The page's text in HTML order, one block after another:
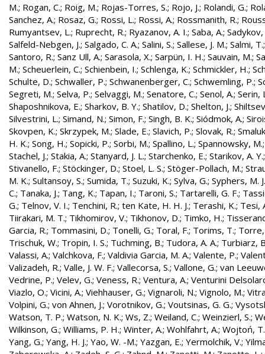
M.; Rogan, C.; Roig, M.; Rojas-Torres, S.; Rojo, J.; Rolandi, G.;
Sanchez, A.; Rosaz, G.; Rossi, L.; Rossi, A.; Rossmanith, R.;
Rumyantsev, L.; Ruprecht, R.; Ryazanov, A. I.; Saba, A.; Sadykov,
Salfeld-Nebgen, J.; Salgado, C. A.; Salini, S.; Sallese, J. M.; Salmi, T.
Santoro, R.; Sanz Ull, A.; Sarasola, X.; Sarpün, I. H.; Sauvain, M.;
M.; Scheuerlein, C.; Schienbein, I.; Schlenga, K.; Schmickler, H.;
Schulte, D.; Schwaller, P.; Schwanenberger, C.; Schwemling, P.;
Segreti, M.; Selva, P.; Selvaggi, M.; Senatore, C.; Senol, A.; Serin,
Shaposhnikova, E.; Sharkov, B. Y.; Shatilov, D.; Shelton, J.;
Silvestrini, L.; Simand, N.; Simon, F.; Singh, B. K.; Siódmok, A.;
Skovpen, K.; Skrzypek, M.; Slade, E.; Slavich, P.; Slovak, R.;
H. K.; Song, H.; Sopicki, P.; Sorbi, M.; Spallino, L.; Spannowsky, M.
Stachel, J.; Stakia, A.; Stanyard, J. L.; Starchenko, E.; Starikov, A. Y.
Stivanello, F.; Stöckinger, D.; Stoel, L. S.; Stöger-Pollach, M.;
M. K.; Sultansoy, S.; Sumida, T.; Suzuki, K.; Sylva, G.; Syphers, M. J.
C.; Tanaka, J.; Tang, K.; Tapan, I.; Taroni, S.; Tartarelli, G. F.;
G.; Telnov, V. I.; Tenchini, R.; ten Kate, H. H. J.; Terashi, K.; Tesi,
Tiirakari, M. T.; Tikhomirov, V.; Tikhonov, D.; Timko, H.;
Garcia, R.; Tommasini, D.; Tonelli, G.; Toral, F.; Torims, T.;
Trischuk, W.; Tropin, I. S.; Tuchming, B.; Tudora, A. A.; Turbiarz,
Valassi, A.; Valchkova, F.; Valdivia Garcia, M. A.; Valente, P.;
Valizadeh, R.; Valle, J. W. F.; Vallecorsa, S.; Vallone, G.; van
Vedrine, P.; Velev, G.; Veness, R.; Ventura, A.; Venturini
Viazlo, O.; Vicini, A.; Viehhauser, G.; Vignaroli, N.; Vignolo, M.;
Volpini, G.; von Ahnen, J.; Vorotnikov, G.; Voutsinas, G. G.;
Watson, T. P.; Watson, N. K.; Ws, Z.; Weiland, C.; Weinzierl, S.;
Wilkinson, G.; Williams, P. H.; Winter, A.; Wohlfahrt, A.; Wojtoń, T.
Yang, G.; Yang, H. J.; Yao, W. -M.; Yazgan, E.; Yermolchik, V.;